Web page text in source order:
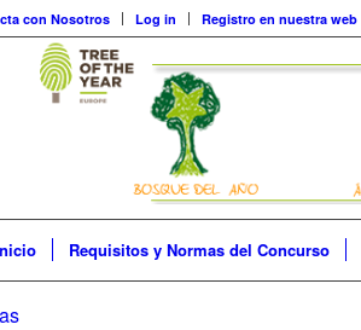
con Nosotros Log in Registro en nuestra web
Requisitos y Normas del Concurso